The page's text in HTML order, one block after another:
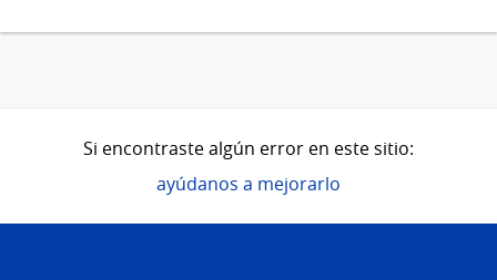
Si encontraste algún error en este sitio:
ayúdanos a mejorarlo